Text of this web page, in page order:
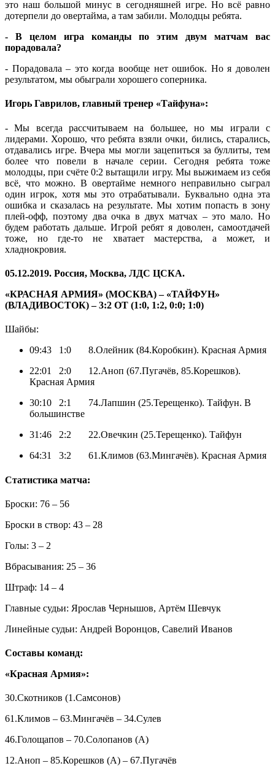
это наш большой минус в сегодняшней игре. Но всё равно
дотерпели до овертайма, а там забили. Молодцы ребята.
- В целом игра команды по этим двум матчам вас
порадовала?
- Порадовала – это когда вообще нет ошибок. Но я доволен
результатом, мы обыграли хорошего соперника.
Игорь Гаврилов, главный тренер «Тайфуна»:
- Мы всегда рассчитываем на большее, но мы играли с
лидерами. Хорошо, что ребята взяли очки, бились, старались,
отдавались игре. Вчера мы могли зацепиться за буллиты, тем
более что повели в начале серии. Сегодня ребята тоже
молодцы, при счёте 0:2 вытащили игру. Мы выжимаем из себя
всё, что можно. В овертайме немного неправильно сыграл
один игрок, хотя мы это отрабатывали. Буквально одна эта
ошибка и сказалась на результате. Мы хотим попасть в зону
плей-офф, поэтому два очка в двух матчах – это мало. Но
будем работать дальше. Игрой ребят я доволен, самоотдачей
тоже, но где-то не хватает мастерства, а может, и
хладнокровия.
05.12.2019. Россия, Москва, ЛДС ЦСКА.
«КРАСНАЯ АРМИЯ» (МОСКВА) – «ТАЙФУН»
(ВЛАДИВОСТОК) – 3:2 OT (1:0, 1:2, 0:0; 1:0)
Шайбы:
09:43 1:0 8.Олейник (84.Коробкин). Красная Армия
22:01 2:0 12.Аноп (67.Пугачёв, 85.Корешков).
Красная Армия
30:10 2:1 74.Лапшин (25.Терещенко). Тайфун. В
большинстве
31:46 2:2 22.Овечкин (25.Терещенко). Тайфун
64:31 3:2 61.Климов (63.Мингачёв). Красная Армия
Статистика матча:
Броски: 76 – 56
Броски в створ: 43 – 28
Голы: 3 – 2
Вбрасывания: 25 – 36
Штраф: 14 – 4
Главные судьи: Ярослав Чернышов, Артём Шевчук
Линейные судьи: Андрей Воронцов, Савелий Иванов
Составы команд:
«Красная Армия»:
30.Скотников (1.Самсонов)
61.Климов – 63.Мингачёв – 34.Сулев
46.Голощапов – 70.Солопанов (А)
12.Аноп – 85.Корешков (А) – 67.Пугачёв